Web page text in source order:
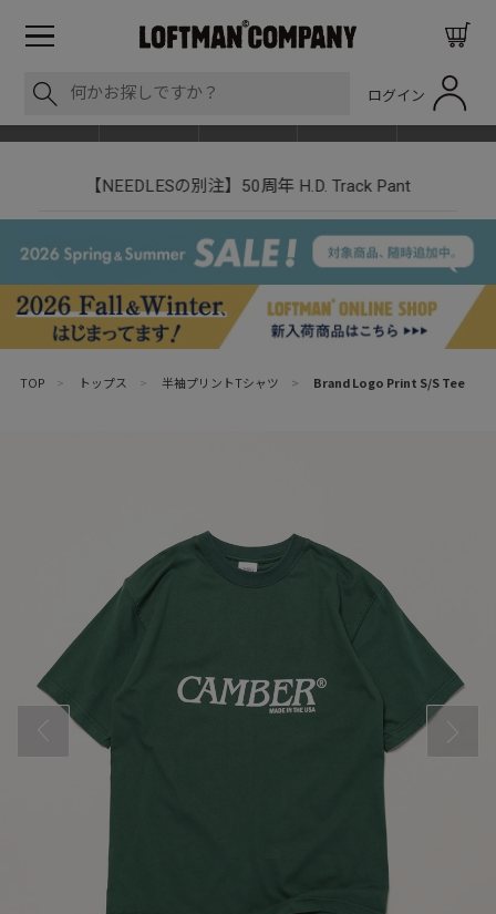
ログイン
【NEEDLESの別注】50周年 H.D. Track Pant
TOP > トップス > 半袖プリントTシャツ > Brand Logo Print S/S Tee